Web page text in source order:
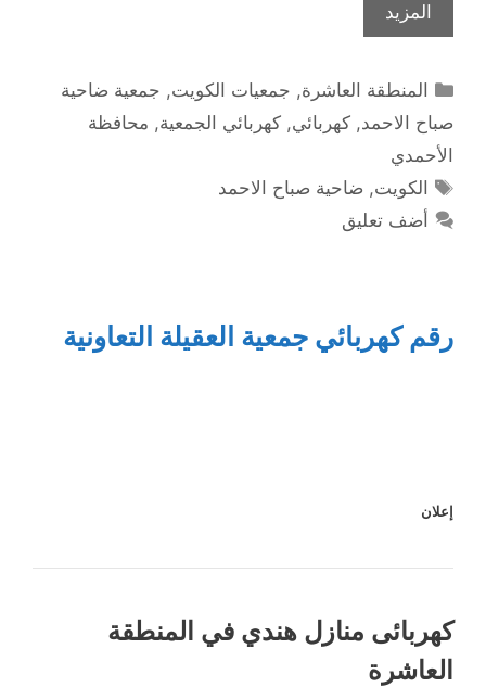
المزيد
التصنيفات
المنطقة العاشرة, جمعيات الكويت, جمعية ضاحية
صباح الاحمد, كهربائي, كهربائي الجمعية, محافظة
الأحمدي
الوسوم
الكويت, ضاحية صباح الاحمد
أضف تعليق
رقم كهربائي جمعية العقيلة التعاونية
إعلان
كهربائى منازل هندي في المنطقة
العاشرة